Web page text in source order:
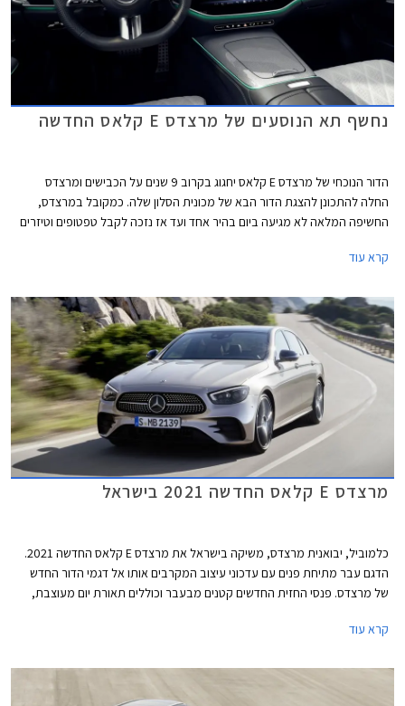
נחשף תא הנוסעים של מרצדס E קלאס החדשה
הדור הנוכחי של מרצדס E קלאס יחגוג בקרוב 9 שנים על הכבישים ומרצדס
החלה להתכונן להצגת הדור הבא של מכונית הסלון שלה. כמקובל במרצדס,
החשיפה המלאה לא מגיעה ביום בהיר אחד ועד אז נזכה לקבל טפטופים וטיזרים
קלאס ומשפחת דגמי הסלון של מרצדס עדיין מחזיקה בתואר הדגם הנמכר ביותר
המותג.
קרא עוד
מרצדס E קלאס החדשה 2021 בישראל
כלמוביל, יבואנית מרצדס, משיקה בישראל את מרצדס E קלאס החדשה 2021.
הדגם עבר מתיחת פנים עם עדכוני עיצוב המקרבים אותו אל דגמי הדור החדש
של מרצדס. פנסי החזית החדשים קטנים מבעבר וכוללים תאורת יום מעוצבת,
הצד נותרה אלגנטית ומתאפיינת בקו מותניים מעודן המשתפל לאחור. הזנב מציג
העיקרי בתא הנוסעים הוא גלגל ההגה החדש של מרצדס המכיל פקדי מגע.
קרא עוד